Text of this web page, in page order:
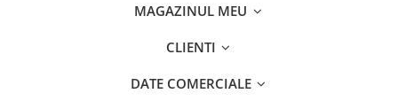
MAGAZINUL MEU
CLIENTI
DATE COMERCIALE